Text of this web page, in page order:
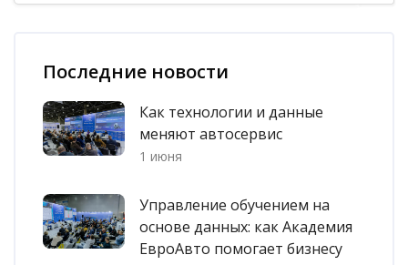
Последние новости
Как технологии и данные
меняют автосервис
1 июня
Управление обучением на
основе данных: как Академия
ЕвроАвто помогает бизнесу